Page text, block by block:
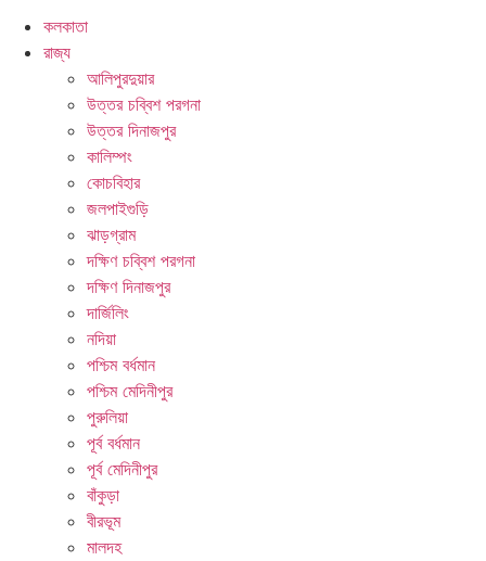
কলকাতা
রাজ্য
আলিপুরদুয়ার
উত্তর চব্বিশ পরগনা
উত্তর দিনাজপুর
কালিম্পং
কোচবিহার
জলপাইগুড়ি
ঝাড়গ্রাম
দক্ষিণ চব্বিশ পরগনা
দক্ষিণ দিনাজপুর
দার্জিলিং
নদিয়া
পশ্চিম বর্ধমান
পশ্চিম মেদিনীপুর
পুরুলিয়া
পূর্ব বর্ধমান
পূর্ব মেদিনীপুর
বাঁকুড়া
বীরভূম
মালদহ